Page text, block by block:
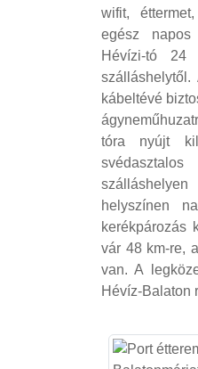
wifit,
egész
Hévízi-tó 24
szálláshelytől.
kábeltévé
tóra nyújt
helyszínen
kerékpározás
vár 48 km-re,
van. A
Hévíz-Balaton